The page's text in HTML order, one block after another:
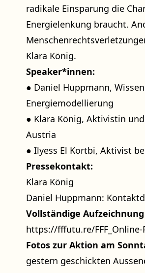
radikale Einsparung die
Energielenkung braucht.
Klara König.
Speaker*innen:
● Daniel Huppmann,
Energiemodellierung
● Klara König, Aktivistin
Austria
● Ilyess El Kortbi, Aktivist
Pressekontakt:
Klara König
Daniel Huppmann:
Vollständige
https://fffutu.re/FFF_Online-
Fotos zur Aktion am
gestern geschickten